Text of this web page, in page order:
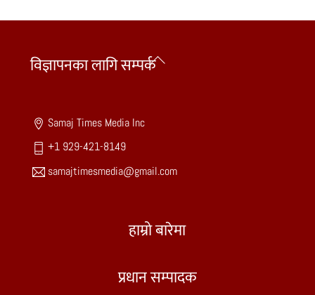
Back
विज्ञापनका लागि सम्पर्क
Samaj Times Media Inc
+1 929-421-8149
samajtimesmedia@gmail.com
हाम्रो बारेमा
प्रधान सम्पादक